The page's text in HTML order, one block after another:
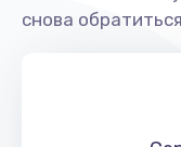
снова